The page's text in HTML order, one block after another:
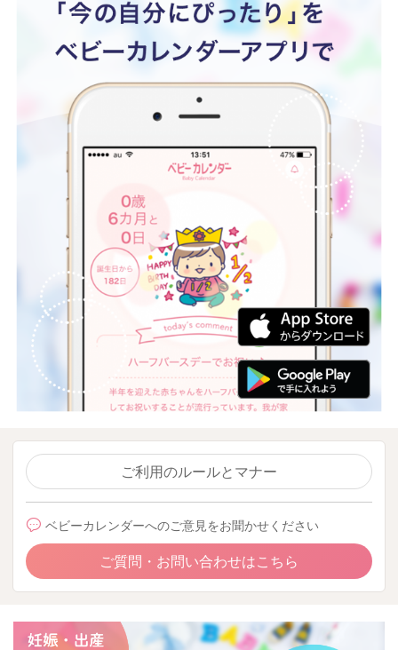
ご利用のルールとマナー
ベビーカレンダーへのご意見をお聞かせください
ご質問・お問い合わせはこちら